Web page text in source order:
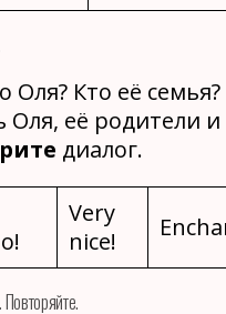
Оля? Кто её
Оля, её родители
диалог.
Very
nice!